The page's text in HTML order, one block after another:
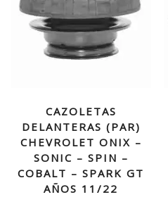
CAZOLETAS
DELANTERAS (PAR)
CHEVROLET ONIX –
SONIC – SPIN –
COBALT – SPARK GT
AÑOS 11/22